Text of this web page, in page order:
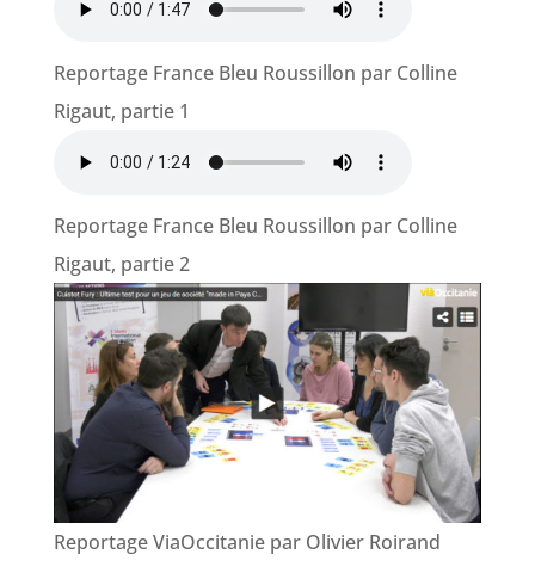
Reportage France Bleu Roussillon par Colline
Rigaut, partie 1
Reportage France Bleu Roussillon par Colline
Rigaut, partie 2
Reportage ViaOccitanie par Olivier Roirand